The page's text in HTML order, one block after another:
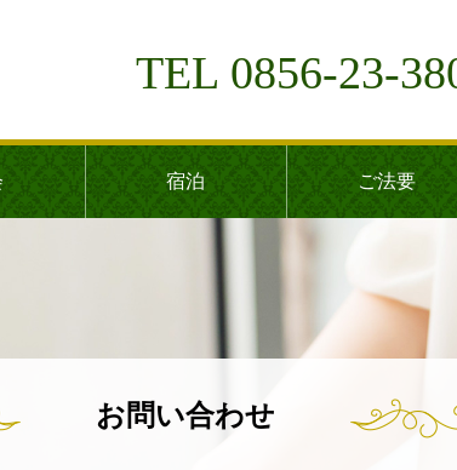
TEL 0856-23-
宿泊 ご法要
お問い合わせ